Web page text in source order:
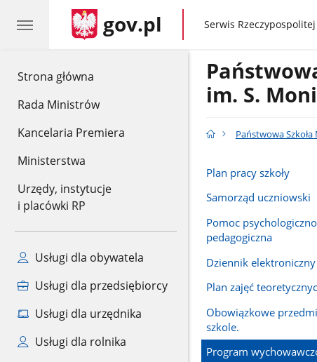
Strona główna
Rada Ministrów
Kancelaria Premiera
Ministerstwa
Urzędy, instytucje
i placówki RP
Usługi dla obywatela
Usługi dla przedsiębiorcy
Usługi dla urzędnika
Usługi dla rolnika
gov.pl gov.pl
Serwis
im. S.
Państwowa
Plan pracy szkoły
Samorząd uczniowski
Pomoc
pedagogiczna
Dziennik elektroniczny
Plan zajęć
Obowiązkowe
szkole.
Program